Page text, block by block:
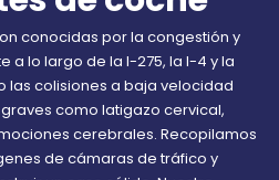
conocidas por la congestión y
a lo largo de la I-275, la I-4 y la
las colisiones a baja velocidad
como latigazo cervical,
cerebrales. Recopilamos
de cámaras de tráfico y